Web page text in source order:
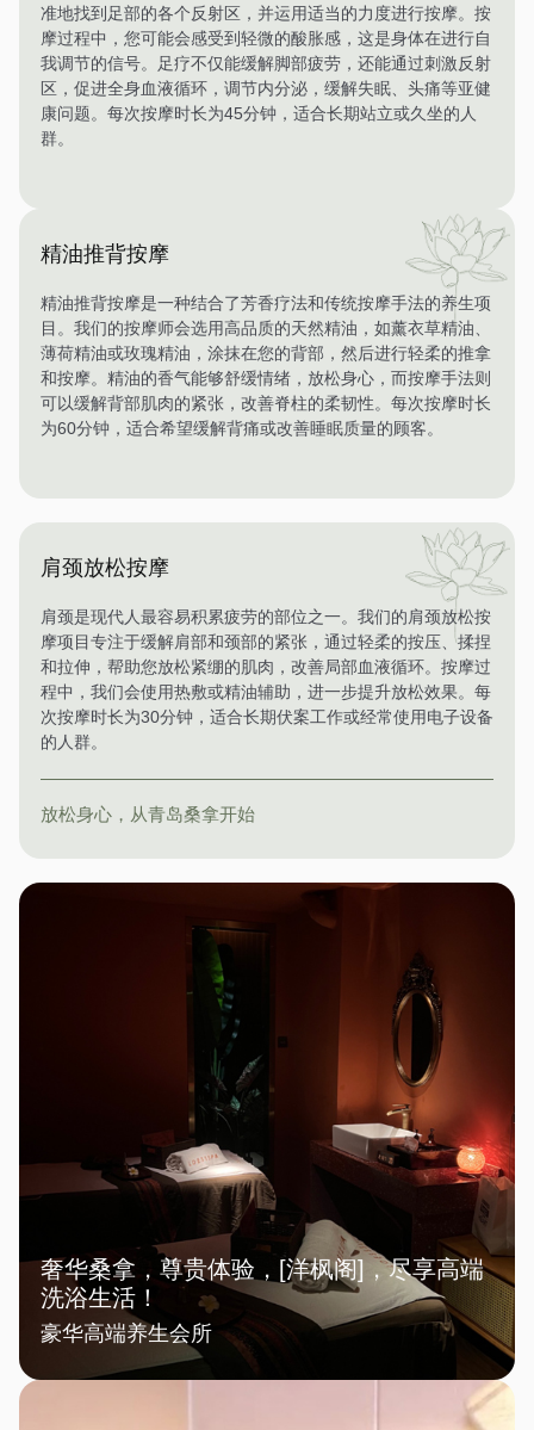
准地找到足部的各个反射区，并运用适当的力度进行按摩。按
摩过程中，您可能会感受到轻微的酸胀感，这是身体在进行自
我调节的信号。足疗不仅能缓解脚部疲劳，还能通过刺激反射
区，促进全身血液循环，调节内分泌，缓解失眠、头痛等亚健
康问题。每次按摩时长为45分钟，适合长期站立或久坐的人
群。
精油推背按摩
精油推背按摩是一种结合了芳香疗法和传统按摩手法的养生项
目。我们的按摩师会选用高品质的天然精油，如薰衣草精油、
薄荷精油或玫瑰精油，涂抹在您的背部，然后进行轻柔的推拿
和按摩。精油的香气能够舒缓情绪，放松身心，而按摩手法则
可以缓解背部肌肉的紧张，改善脊柱的柔韧性。每次按摩时长
为60分钟，适合希望缓解背痛或改善睡眠质量的顾客。
肩颈放松按摩
肩颈是现代人最容易积累疲劳的部位之一。我们的肩颈放松按
摩项目专注于缓解肩部和颈部的紧张，通过轻柔的按压、揉捏
和拉伸，帮助您放松紧绷的肌肉，改善局部血液循环。按摩过
程中，我们会使用热敷或精油辅助，进一步提升放松效果。每
次按摩时长为30分钟，适合长期伏案工作或经常使用电子设备
的人群。
放松身心，从青岛桑拿开始
奢华桑拿，尊贵体验，[洋枫阁]，尽享高端
洗浴生活！
豪华高端养生会所